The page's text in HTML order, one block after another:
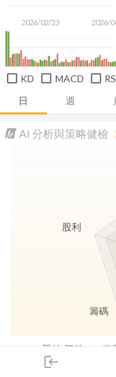
login
日 週
2026/02/23 2026/
KD MACD
AI 分析與策略健檢
長線價值 趨
籌碼
股利